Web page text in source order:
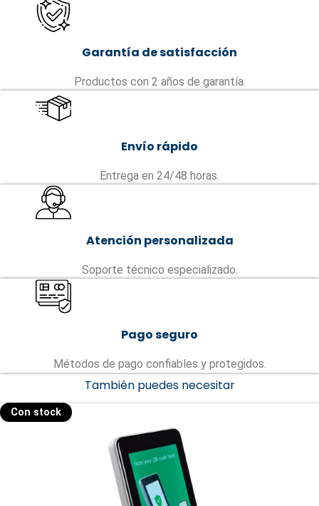
Garantía de satisfacción
Productos con 2 años de garantía.
Envío rápido
Entrega en 24/48 horas.
Atención personalizada
Soporte técnico especializado.
Pago seguro
Métodos de pago confiables y protegidos.
También puedes necesitar
Con stock